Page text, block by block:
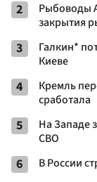
2
Рыбоводы
закрытия
3
Галкин*
Киеве
4
Кремль
сработала
5
На Западе
СВО
6 В России